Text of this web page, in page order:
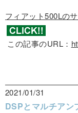
フィアット500Lの
この記事のURL：
2021/01/31
DSPとマルチア